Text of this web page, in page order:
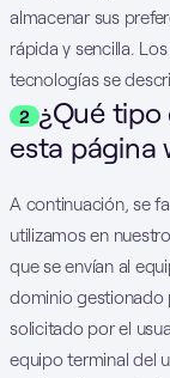
almacenar sus
rápida y sencilla.
tecnologías se
2 ¿Qué tipo
esta página
A continuación, se
utilizamos en
que se envían al
dominio gestionado
solicitado por el
equipo terminal del